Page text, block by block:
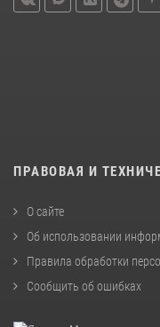
ПРАВОВАЯ И
О сайте
Об использовании
Правила обработки
Сообщить об ошибках